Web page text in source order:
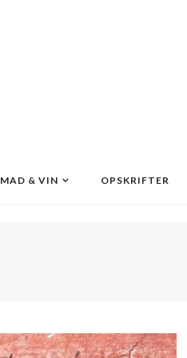
MAD & VIN OPSKRIFTER